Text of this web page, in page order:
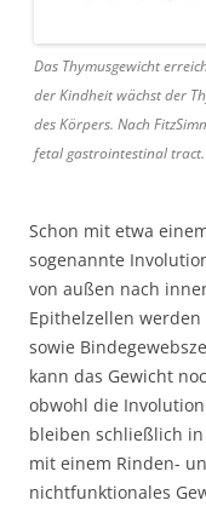
Das Thymusgewicht
der Kindheit wächst der
des Körpers. Nach
fetal gastrointestinal tract.
Schon mit etwa
sogenannte
von außen nach
Epithelzellen
sowie
kann das Gewicht
obwohl die
bleiben schließlich
mit einem Rinden-
nichtfunktionales